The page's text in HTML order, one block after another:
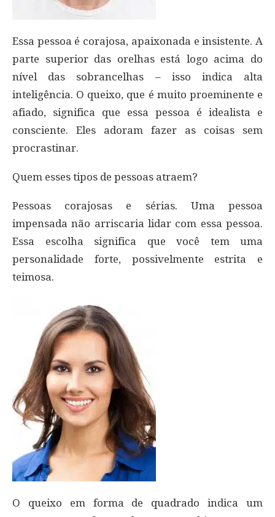
Essa pessoa é corajosa, apaixonada e insistente. A
parte superior das orelhas está logo acima do
nível das sobrancelhas – isso indica alta
inteligência. O queixo, que é muito proeminente e
afiado, significa que essa pessoa é idealista e
consciente. Eles adoram fazer as coisas sem
procrastinar.
Quem esses tipos de pessoas atraem?
Pessoas corajosas e sérias. Uma pessoa
impensada não arriscaria lidar com essa pessoa.
Essa escolha significa que você tem uma
personalidade forte, possivelmente estrita e
teimosa.
O queixo em forma de quadrado indica um